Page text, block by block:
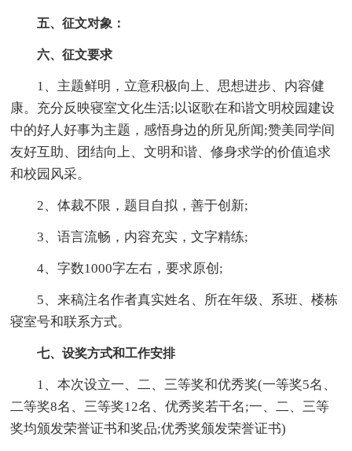
五、征文对象：
六、征文要求
1、主题鲜明，立意积极向上、思想进步、内容健
康。充分反映寝室文化生活;以讴歌在和谐文明校园建设
中的好人好事为主题，感悟身边的所见所闻;赞美同学间
友好互助、团结向上、文明和谐、修身求学的价值追求
和校园风采。
2、体裁不限，题目自拟，善于创新;
3、语言流畅，内容充实，文字精练;
4、字数1000字左右，要求原创;
5、来稿注名作者真实姓名、所在年级、系班、楼栋
寝室号和联系方式。
七、设奖方式和工作安排
1、本次设立一、二、三等奖和优秀奖(一等奖5名、
二等奖8名、三等奖12名、优秀奖若干名;一、二、三等
奖均颁发荣誉证书和奖品;优秀奖颁发荣誉证书)